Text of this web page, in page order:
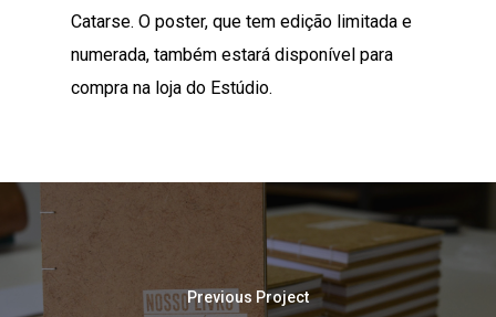
Catarse. O poster, que tem edição limitada e
numerada, também estará disponível para
compra na loja do Estúdio.
Previous Project